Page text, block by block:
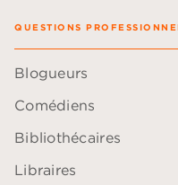
QUESTIONS
Blogueurs
Comédiens
Bibliothécaires
Libraires